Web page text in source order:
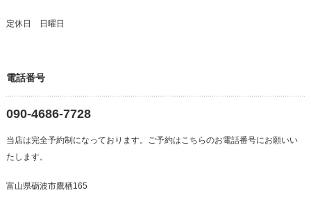
定休日 日曜日
電話番号
090-4686-7728
当店は完全予約制になっております。ご予約はこちらのお電話番号にお願いい
たします。
富山県砺波市鷹栖165